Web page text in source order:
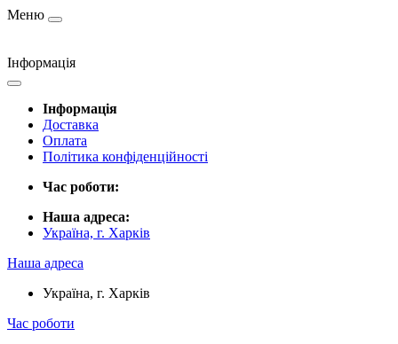
Меню
Інформація
Інформація
Доставка
Оплата
Політика конфіденційності
Час роботи:
Наша адреса:
Україна, г. Харків
Наша адреса
Україна, г. Харків
Час роботи